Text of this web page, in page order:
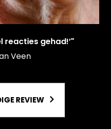
reacties gehad!’"
Veen
REVIEW